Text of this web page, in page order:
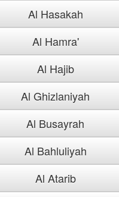
Al Hasakah
Al Hamra'
Al Hajib
Al Ghizlaniyah
Al Busayrah
Al Bahluliyah
Al Atarib